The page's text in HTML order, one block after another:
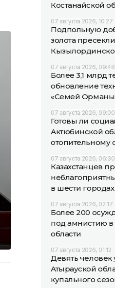
Костанайской
07 августа 2026, 10:27
Подпольную
золота
07 августа 2026, 09:48
Более 3,1 млрд
обновление
«Семей
07 августа 2026, 09:00
Готовы ли
Актюбинской
отопительному
07 августа 2026, 06:30
Казахстанцев
в шести городах
07 августа 2026, 02:17
Более 200
под амнистию
области
07 августа 2026, 01:12
Девять человек
Атырауской
купального